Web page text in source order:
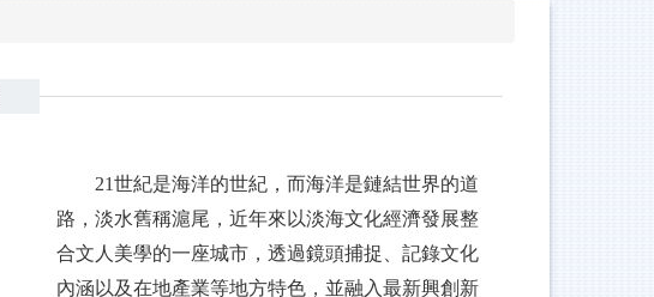
21世紀是海洋的世紀，而海洋是鏈結世界的道
路，淡水舊稱滬尾，近年來以淡海文化經濟發展整
合文人美學的一座城市，透過鏡頭捕捉、記錄文化
內涵以及在地產業等地方特色，並融入最新興創新